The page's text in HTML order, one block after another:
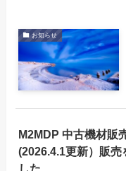
お知らせ
M2MDP 中古機材販
(2026.4.1更新）販売
した